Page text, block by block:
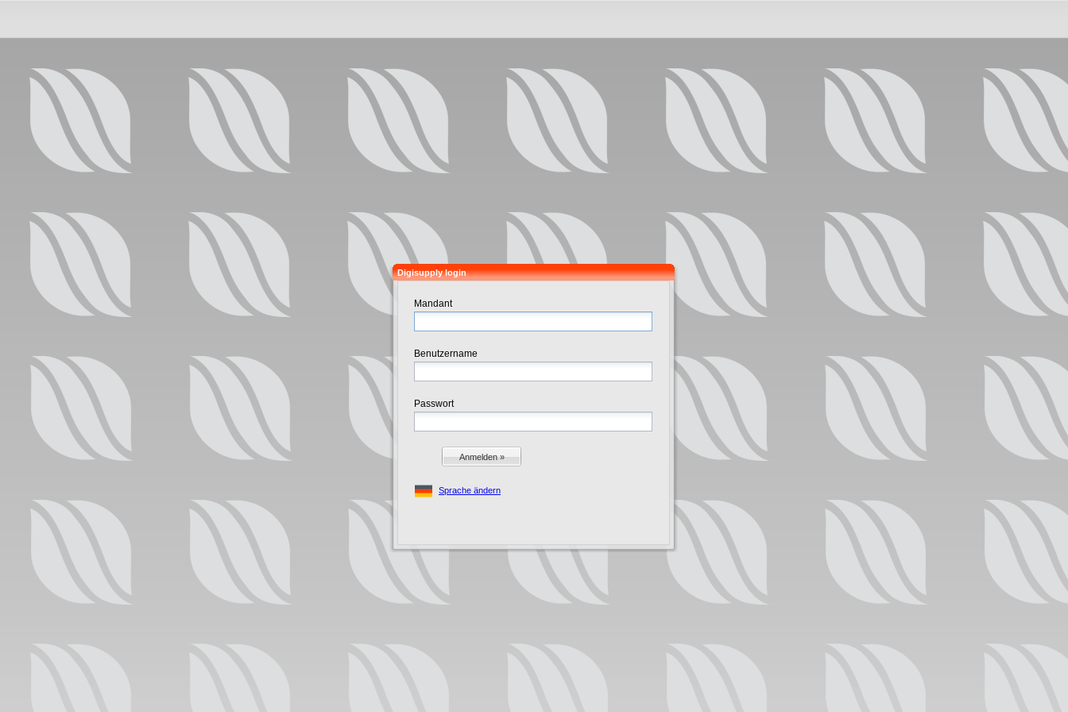
Digisupply login
Mandant
Benutzername
Passwort
Anmelden »
Sprache ändern